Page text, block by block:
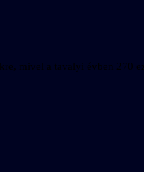
mivel a tavalyi évben 270